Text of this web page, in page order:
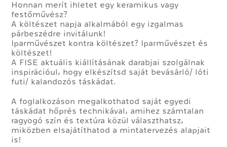
Honnan merít ihletet egy keramikus vagy
festőművész?
A költészet napja alkalmából egy izgalmas
párbeszédre invitálunk!
Iparművészet kontra költészet? Iparművészet és
költészet!
A FISE aktuális kiállításának darabjai szolgálnak
inspirációul, hogy elkészítsd saját bevásárló/ lóti
futi/ kalandozós táskádat.
A foglalkozáson megalkothatod saját egyedi
táskádat hőprés technikával, amihez számtalan
ragyogó szín és textúra közül választhatsz,
miközben elsajátíthatod a mintatervezés alapjait
is!